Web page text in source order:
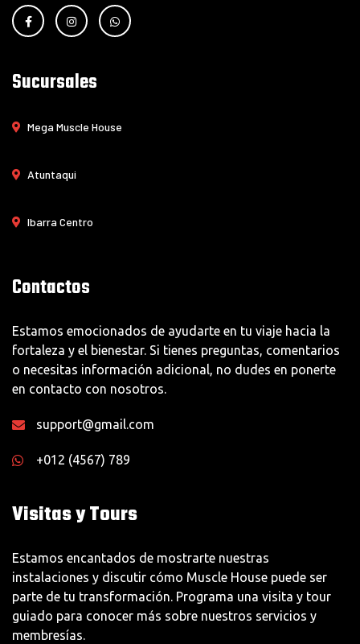
Sucursales
Mega Muscle House
Atuntaqui
Ibarra Centro
Contactos
Estamos emocionados de ayudarte en tu viaje hacia la
fortaleza y el bienestar. Si tienes preguntas, comentarios
o necesitas información adicional, no dudes en ponerte
en contacto con nosotros.
support@gmail.com
+012 (4567) 789
Visitas y Tours
Estamos encantados de mostrarte nuestras
instalaciones y discutir cómo Muscle House puede ser
parte de tu transformación. Programa una visita y tour
guiado para conocer más sobre nuestros servicios y
membresías.